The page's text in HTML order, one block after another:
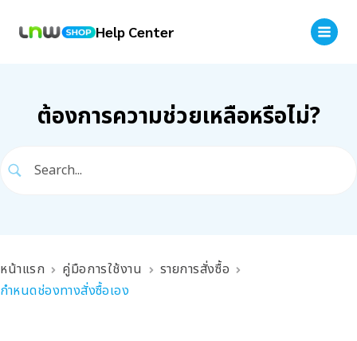
Help Center
ต้องการความช่วยเหลือหรือไม่?
หน้าแรก คู่มือการใช้งาน
รายการสั่งซื้อ
กำหนดช่องทางสั่งซื้อเอง